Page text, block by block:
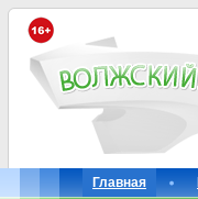
Главная